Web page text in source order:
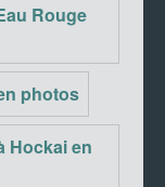
Rouge
photos
Hockai en